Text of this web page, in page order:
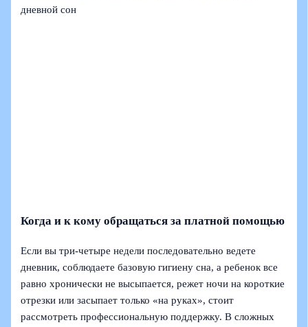
дневной сон
Когда и к кому обращаться за платной помощью
Если вы три‑четыре недели последовательно ведете
дневник, соблюдаете базовую гигиену сна, а ребенок все
равно хронически не высыпается, режет ночи на короткие
отрезки или засыпает только «на руках», стоит
рассмотреть профессиональную поддержку. В сложных